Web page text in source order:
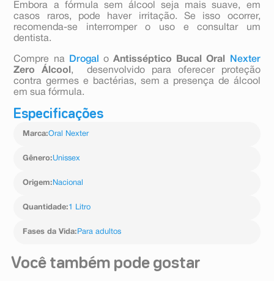
Embora a fórmula sem álcool seja mais suave, em
casos raros, pode haver irritação. Se isso ocorrer,
recomenda-se interromper o uso e consultar um
dentista.
Compre na Drogal oAntisséptico Bucal Oral
Nexter
Zero Álcool , desenvolvido para oferecer proteção
contra germes e bactérias, sem a presença de álcool
em sua fórmula.
Especificações
Marca:Oral Nexter
Gênero:Unissex
Origem: Nacional
Quantidade:1 Litro
Fases da Vida: Para adultos
Você também pode gostar